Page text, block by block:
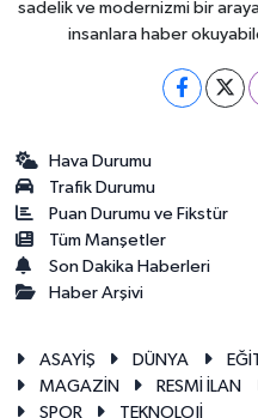
sadelik ve modernizmi bir
insanlara haber
Hava Durumu
Trafik Durumu
Puan Durumu ve Fikstür
Tüm Manşetler
Son Dakika Haberleri
Haber Arşivi
ASAYİŞ DÜNYA
MAGAZİN
RESMİ İLAN
SPOR
TEKNOLOJİ